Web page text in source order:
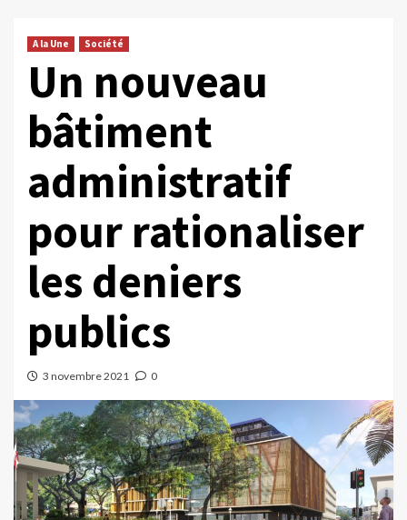
A la Une Société
Un nouveau
bâtiment
administratif
pour rationaliser
les deniers
publics
3 novembre 2021 0